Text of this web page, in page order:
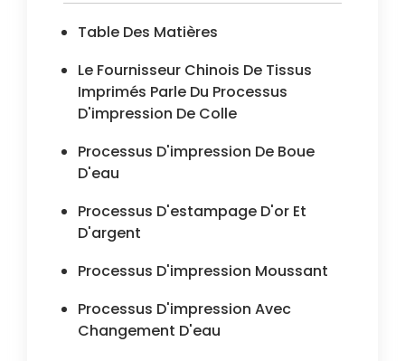
Table Des Matières
Le Fournisseur Chinois De Tissus
Imprimés Parle Du Processus
D'impression De Colle
Processus D'impression De Boue
D'eau
Processus D'estampage D'or Et
D'argent
Processus D'impression Moussant
Processus D'impression Avec
Changement D'eau